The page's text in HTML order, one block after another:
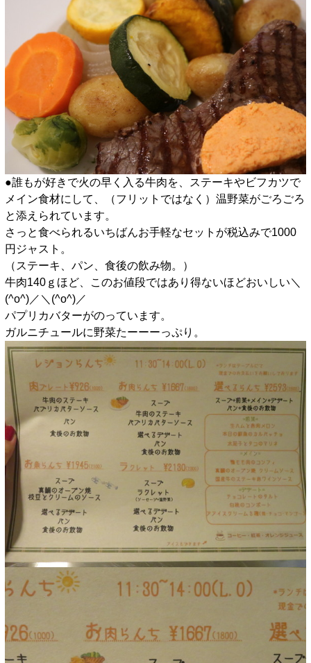
●誰もが好きで火の早く入る牛肉を、ステーキやビフカツで
メイン食材にして、（フリットではなく）温野菜がごろごろ
と添えられています。
さっと食べられるいちばんお手軽なセットが税込みで1000
円ジャスト。
（ステーキ、パン、食後の飲み物。）
牛肉140ｇほど、このお値段ではあり得ないほどおいしい＼
(^o^)／＼(^o^)／
パプリカバターがのっています。
ガルニチュールに野菜たーーーっぷり。